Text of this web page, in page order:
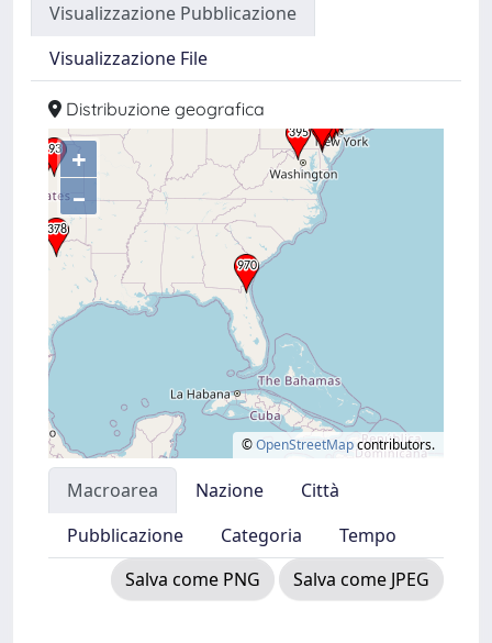
Visualizzazione Pubblicazione
Visualizzazione File
Distribuzione geografica
+
–
©OpenStreetMapcontributors.
Macroarea Nazione
Città
Pubblicazione
Categoria
Tempo
Salva come PNG
Salva come JPEG